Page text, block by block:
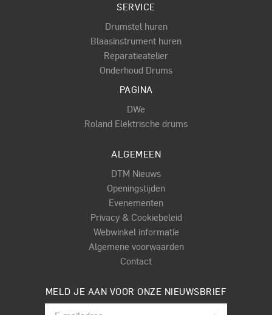
SERVICE
Drumstel huren
Blaasinstrument huren
Reparatieatelier
Onderhoud Drums
PAGINA
DWe
Roland Elektrische drums
ALGEMEEN
DTM Nieuws
Openingstijden
Evenementen
Privacy & Cookiebeleid
Webwinkel informatie
Algemene voorwaarden
Contact
MELD JE AAN VOOR ONZE NIEUWSBRIEF